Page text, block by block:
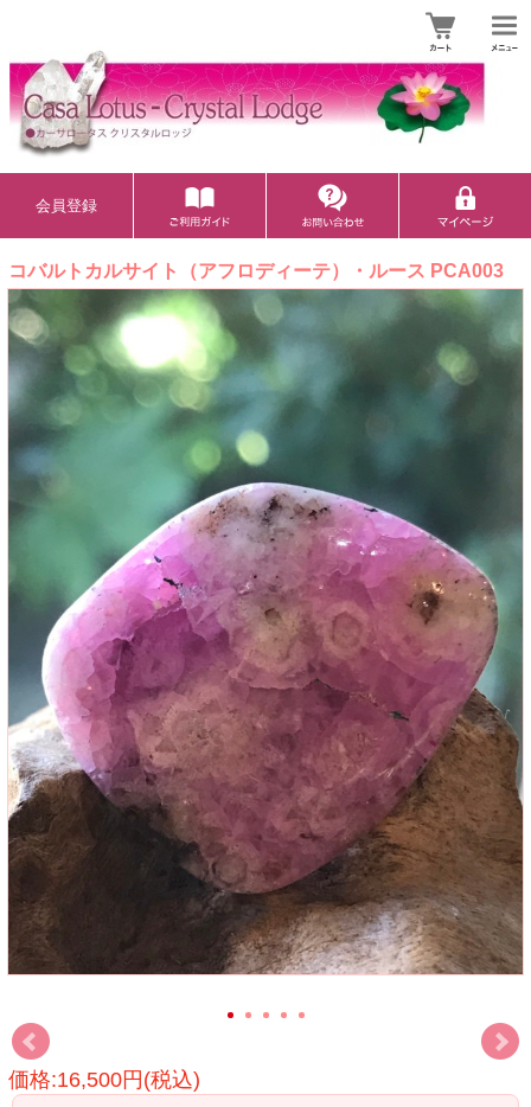
会員登録
コバルトカルサイト（アフロディーテ）・ルース PCA003
価格:16,500円(税込)